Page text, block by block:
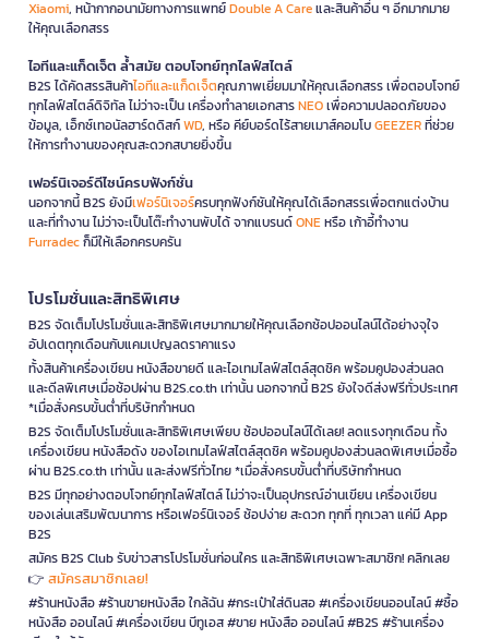
Xiaomi, หน้ากากอนามัยทางการแพทย์Double A Careและสินค้าอื่น ๆ อีกมากมาย
ให้คุณเลือกสรร
ไอทีและแก็ดเจ็ต ล้ำสมัย ตอบโจทย์ทุกไลฟ์สไตล์
B2S ได้คัดสรรสินค้าไอทีและแก็ดเจ็ตคุณภาพเยี่ยมมาให้คุณเลือกสรร เพื่อตอบโจทย์
ทุกไลฟ์สไตล์ดิจิทัล ไม่ว่าจะเป็น เครื่องทำลายเอกสารNEOเพื่อความปลอดภัยของ
ข้อมูล, เอ็กซ์เทอนัลฮาร์ดดิสก์WD, หรือ คีย์บอร์ดไร้สายเมาส์คอมโบGEEZERที่ช่วย
ให้การทำงานของคุณสะดวกสบายยิ่งขึ้น
เฟอร์นิเจอร์ดีไซน์ครบฟังก์ชั่น
นอกจากนี้ B2S ยังมีเฟอร์นิเจอร์ครบทุกฟังก์ชันให้คุณได้เลือกสรรเพื่อตกแต่งบ้าน
และที่ทำงาน ไม่ว่าจะเป็นโต๊ะทำงานพับได้ จากแบรนด์ONEหรือ เก้าอี้ทำงาน
Furradecก็มีให้เลือกครบครัน
โปรโมชั่นและสิทธิพิเศษ
B2S จัดเต็มโปรโมชั่นและสิทธิพิเศษมากมายให้คุณเลือกช้อปออนไลน์ได้อย่างจุใจ
อัปเดตทุกเดือนกับแคมเปญลดราคาแรง
ทั้งสินค้าเครื่องเขียน หนังสือขายดี และไอเทมไลฟ์สไตล์สุดชิค พร้อมคูปองส่วนลด
และดีลพิเศษเมื่อช้อปผ่าน B2S.co.th เท่านั้น นอกจากนี้ B2S ยังใจดีส่งฟรีทั่วประเทศ
*เมื่อสั่งครบขั้นต่ำที่บริษัทกำหนด
B2S จัดเต็มโปรโมชั่นและสิทธิพิเศษเพียบ ช้อปออนไลน์ได้เลย! ลดแรงทุกเดือน ทั้ง
เครื่องเขียน หนังสือดัง ของไอเทมไลฟ์สไตล์สุดชิค พร้อมคูปองส่วนลดพิเศษเมื่อซื้อ
ผ่าน B2S.co.th เท่านั้น และส่งฟรีทั่วไทย *เมื่อสั่งครบขั้นต่ำที่บริษัทกำหนด
B2S มีทุกอย่างตอบโจทย์ทุกไลฟ์สไตล์ ไม่ว่าจะเป็นอุปกรณ์อ่านเขียน เครื่องเขียน
ของเล่นเสริมพัฒนาการ หรือเฟอร์นิเจอร์ ช้อปง่าย สะดวก ทุกที่ ทุกเวลา แค่มี App
B2S
สมัคร B2S Club รับข่าวสารโปรโมชั่นก่อนใคร และสิทธิพิเศษเฉพาะสมาชิก! คลิกเลย
👉 สมัครสมาชิกเลย!
#ร้านหนังสือ #ร้านขายหนังสือ ใกล้ฉัน #กระเป๋าใส่ดินสอ #เครื่องเขียนออนไลน์ #ซื้อ
หนังสือ ออนไลน์ #เครื่องเขียน บีทูเอส #ขาย หนังสือ ออนไลน์ #B2S #ร้านเครื่อง